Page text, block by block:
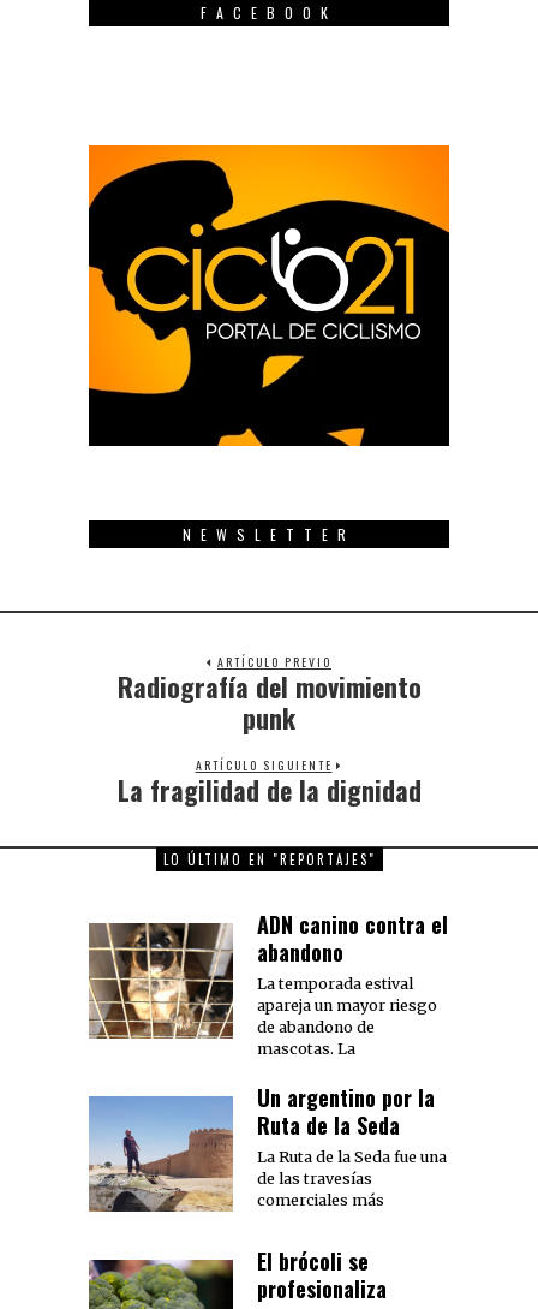
FACEBOOK
NEWSLETTER
ARTÍCULO PREVIO
Previous
post:
Radiografía del movimiento
punk
ARTÍCULO SIGUIENTE
Next
La fragilidad de la dignidad
LO ÚLTIMO EN "REPORTAJES"
ADN canino contra el
abandono
La temporada estival
apareja un mayor riesgo
de abandono de
mascotas. La
Un argentino por la
Ruta de la Seda
La Ruta de la Seda fue una
de las travesías
comerciales más
El brócoli se
profesionaliza